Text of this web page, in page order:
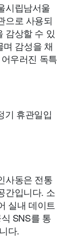
시립남서울
으로 사용되
감상할 수 있
감성을 채
우러진 독특
기 휴관일입
사동은 전통
간입니다. 소
실내 데이트
SNS를 통
다.